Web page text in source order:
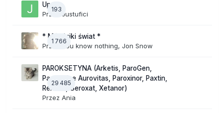
193
Upały
PrzezJustufici
1 766
* Mój dziki świat *
Przez You know nothing, Jon Snow
29 485
PAROKSETYNA (Arketis, ParoGen,
Paroxetine Aurovitas, Paroxinor, Paxtin,
Rexetin, Seroxat, Xetanor)
Przez Ania